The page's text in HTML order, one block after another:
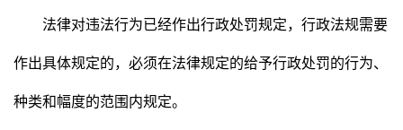
法律对违法行为已经作出行政处罚规定，行政法规需要
作出具体规定的，必须在法律规定的给予行政处罚的行为、
种类和幅度的范围内规定。